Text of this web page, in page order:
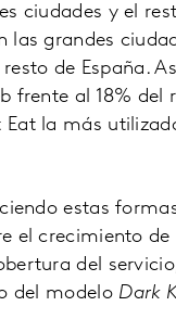
ciudades y el
grandes
de España.
frente al 18% del
la más
estas
el crecimiento
del
del modelo Dark